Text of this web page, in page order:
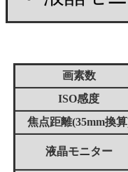
画素数
ISO感度
焦点距離(35mm換
液晶モニター